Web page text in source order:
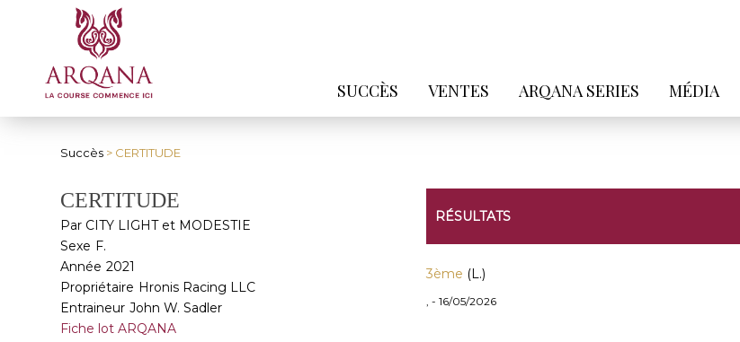
SUCCÈS VENTES ARQANA SERIES MÉDIA
Succès > CERTITUDE
CERTITUDE
Par CITY LIGHT et MODESTIE
Sexe F.
Année 2021
Propriétaire Hronis Racing LLC
Entraineur John W. Sadler
Fiche lot ARQANA
RÉSULTATS
3ème (L.)
, - 16/05/2026